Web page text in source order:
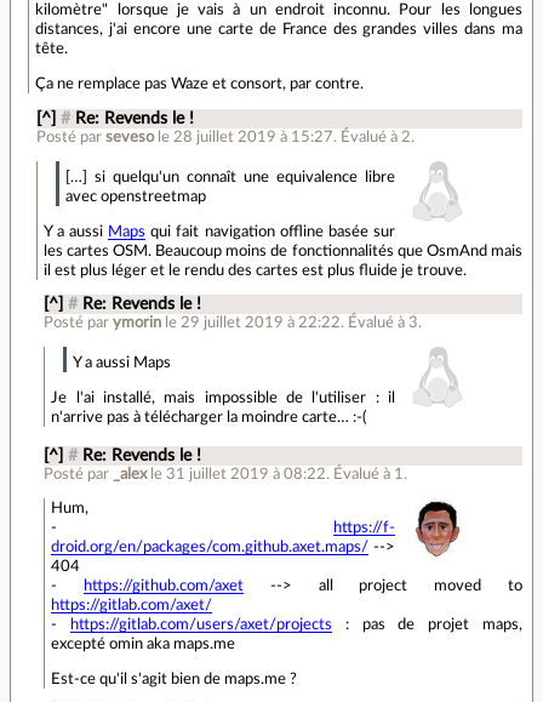
kilomètre" lorsque je vais à un endroit inconnu. Pour les longues
distances, j'ai encore une carte de France des grandes villes dans ma
tête.
Ça ne remplace pas Waze et consort, par contre.
[^] # Re: Revends le !
Posté par seveso le 28 juillet 2019 à 15:27. Évalué à 2.
[…] si quelqu'un connaît une equivalence libre
avec openstreetmap
Y a aussi Maps qui fait navigation offline basée sur
les cartes OSM. Beaucoup moins de fonctionnalités que OsmAnd mais
il est plus léger et le rendu des cartes est plus fluide je trouve.
[^] # Re: Revends le !
Posté parymorin le 29 juillet 2019 à 22:22. Évalué à 3.
Y a aussi Maps
Je l'ai installé, mais impossible de l'utiliser : il
n'arrive pas à télécharger la moindre carte… :-(
[^] # Re: Revends le !
Posté par _alex le 31 juillet 2019 à 08:22. Évalué à 1.
Hum,
-
https://f-
droid.org/en/packages/com.github.axet.maps/ -->
404
-
https://github.com/axet--> all project moved to
https://gitlab.com/axet/
-
https://gitlab.com/users/axet/projects : pas de projet maps,
excepté omin aka maps.me
Est-ce qu'il s'agit bien de maps.me ?